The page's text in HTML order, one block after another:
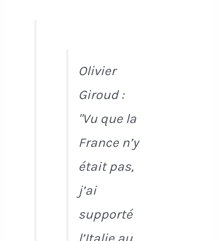
Olivier
Giroud :
"Vu que la
France n’y
était pas,
j’ai
supporté